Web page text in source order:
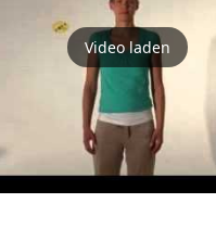
Video laden